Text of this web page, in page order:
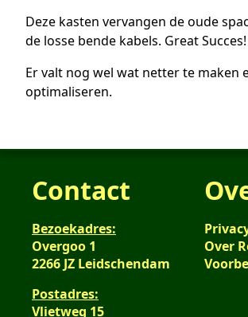
Deze kasten vervangen de oude
de losse bende kabels. Great Succes!
Er valt nog wel wat netter te maken
optimaliseren.
Contact
Bezoekadres:
Overgoo 1
2266 JZ Leidschendam
Postadres:
Vlietweg 15
Over